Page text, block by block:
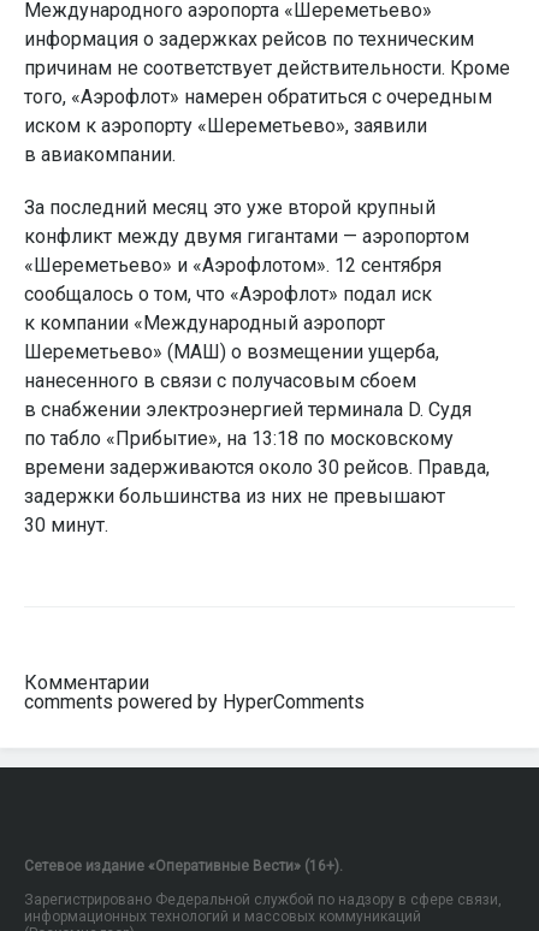
Международного аэропорта «Шереметьево»
информация о задержках рейсов по техническим
причинам не соответствует действительности. Кроме
того, «Аэрофлот» намерен обратиться с очередным
иском к аэропорту «Шереметьево», заявили
в авиакомпании.
За последний месяц это уже второй крупный
конфликт между двумя гигантами — аэропортом
«Шереметьево» и «Аэрофлотом». 12 сентября
сообщалось о том, что «Аэрофлот» подал иск
к компании «Международный аэропорт
Шереметьево» (МАШ) о возмещении ущерба,
нанесенного в связи с получасовым сбоем
в снабжении электроэнергией терминала D. Судя
по табло «Прибытие», на 13:18 по московскому
времени задерживаются около 30 рейсов. Правда,
задержки большинства из них не превышают
30 минут.
Комментарии
comments powered by HyperComments
Сетевое издание «Оперативные Вести» (16+).
Зарегистрировано Федеральной службой по надзору в сфере связи,
информационных технологий и массовых коммуникаций